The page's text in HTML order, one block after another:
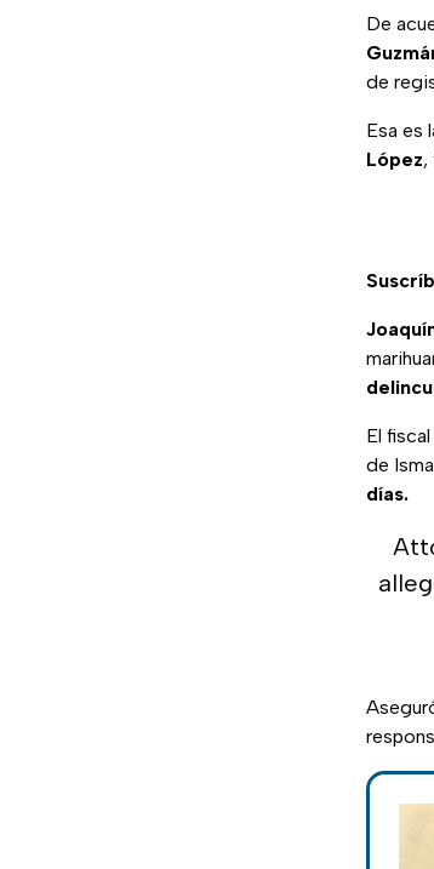
De
de
Esa es
López,
El
de
días.